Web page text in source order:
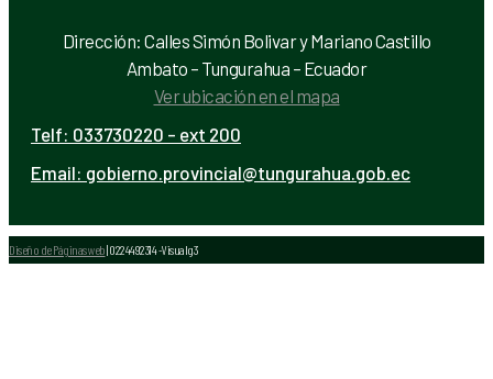
Dirección: Calles Simón Bolivar y Mariano Castillo
Ambato – Tungurahua – Ecuador
Ver ubicación en el mapa
Telf: 033730220 - ext 200
Email: gobierno.provincial@tungurahua.gob.ec
Diseño de Páginas web| 0224492314 -Visualg3